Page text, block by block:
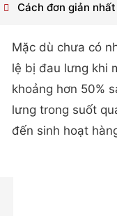
Cách đơn giản
Mặc dù chưa có
lệ bị đau lưng khi
khoảng hơn 50%
lưng trong suốt
đến sinh hoạt